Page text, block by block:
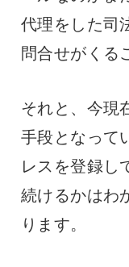
代理をした司
問合せがくる
それと、今現
手段となって
レスを登録し
続けるかはわ
ります。